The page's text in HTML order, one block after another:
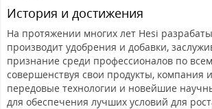
История и достижения
На протяжении многих лет Hesi
производит удобрения и добавки,
признание среди профессионалов по
совершенствуя свои продукты, компания
передовые технологии и новейшие
для обеспечения лучших условий для